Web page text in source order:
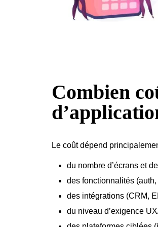
Combien
Le coût dépend
du nombre d’écrans et
des fonctionnalités
des intégrations (CRM,
du niveau d’exigence